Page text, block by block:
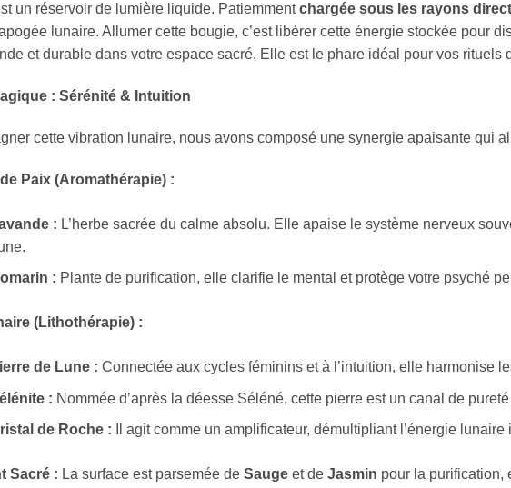
un réservoir de lumière liquide. Patiemmentchargée sous les rayons
lunaire. Allumer cette bougie, c’est libérer cette énergie stockée pour
et durable dans votre espace sacré. Elle est le phare idéal pour vos
: Sérénité & Intuition
cette vibration lunaire, nous avons composé une synergie apaisante qui
Paix (Aromathérapie) :
: L’herbe sacrée du calme absolu. Elle apaise le système nerveux
: Plante de purification, elle clarifie le mental et protège votre psyché
(Lithothérapie) :
de Lune : Connectée aux cycles féminins et à l’intuition, elle harmonise
: Nommée d’après la déesse Séléné, cette pierre est un canal de
de Roche : Il agit comme un amplificateur, démultipliant l’énergie
Sacré : La surface est parsemée de Saugeet de Jasmin pour la purification,